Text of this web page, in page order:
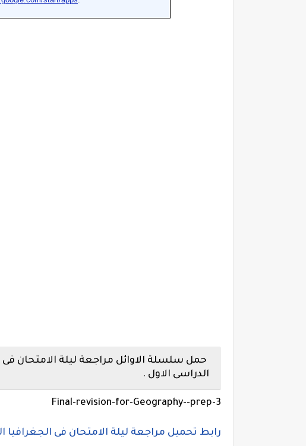
حمل سلسلة الاوائل مراجعة ليلة الامتحان
الدراسى الاول .
Final-revision-for-Geography--prep-3
رابط تحميل مراجعة ليلة الامتحان فى الجغرافيا